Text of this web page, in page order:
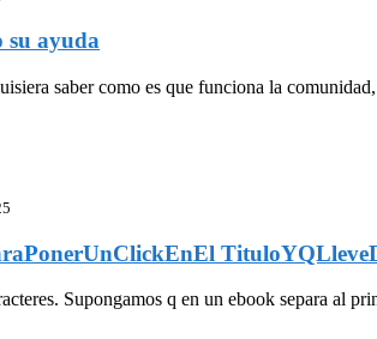
su ayuda
saber como es que funciona la
Supongamos q en un ebook separa